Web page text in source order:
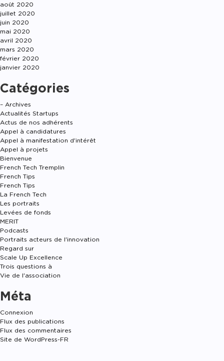
août 2020
juillet 2020
juin 2020
mai 2020
avril 2020
mars 2020
février 2020
janvier 2020
Catégories
– Archives
Actualités Startups
Actus de nos adhérents
Appel à candidatures
Appel à manifestation d'intérêt
Appel à projets
Bienvenue
French Tech Tremplin
French Tips
French Tips
La French Tech
Les portraits
Levées de fonds
MERIT
Podcasts
Portraits acteurs de l'innovation
Regard sur
Scale Up Excellence
Trois questions à
Vie de l'association
Méta
Connexion
Flux des publications
Flux des commentaires
Site de WordPress-FR